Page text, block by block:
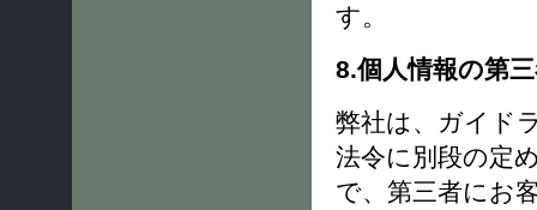
す。
8.個人情報の第
弊社は、ガイド
法令に別段の定
で、第三者にお